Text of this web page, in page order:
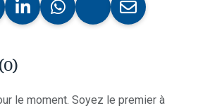
le moment. Soyez le premier à